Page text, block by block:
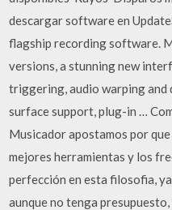
descargar software en
flagship recording software.
versions, a stunning new
triggering, audio warping and
surface support, plug-in …
Musicador apostamos por
mejores herramientas y los
perfección en esta filosofia,
aunque no tenga